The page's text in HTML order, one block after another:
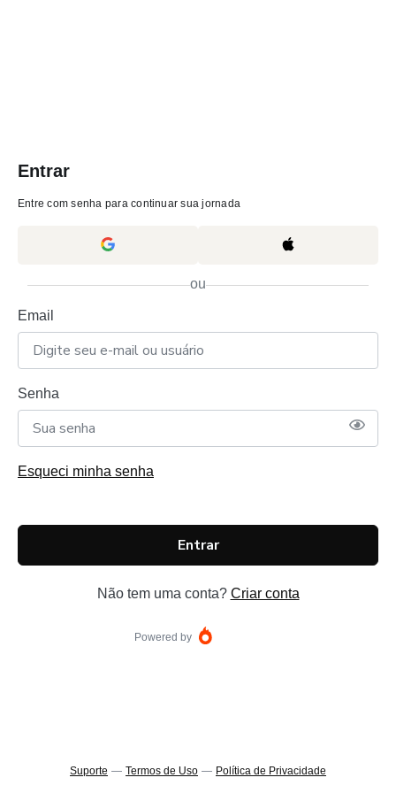
Entrar
Entre com senha para continuar sua jornada
ou
Email
Senha
Esqueci minha senha
Entrar
Não tem uma conta? Criar conta
Powered by
Suporte — Termos de Uso — Política de Privacidade